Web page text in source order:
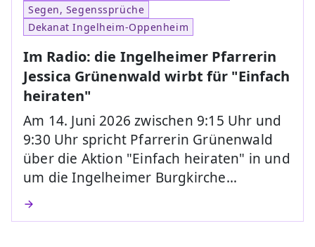
Segen, Segenssprüche
Dekanat Ingelheim-Oppenheim
Im Radio: die Ingelheimer Pfarrerin
Jessica Grünenwald wirbt für "Einfach
heiraten"
Am 14. Juni 2026 zwischen 9:15 Uhr und
9:30 Uhr spricht Pfarrerin Grünenwald
über die Aktion "Einfach heiraten" in und
um die Ingelheimer Burgkirche…